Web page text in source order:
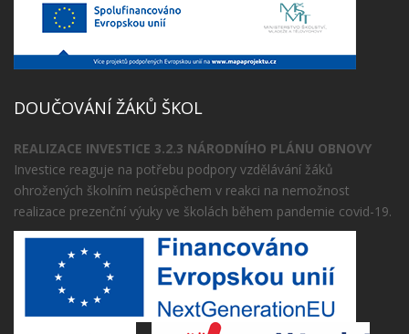
DOUČOVÁNÍ ŽÁKŮ ŠKOL
REALIZACE INVESTICE 3.2.3 NÁRODNÍHO PLÁNU OBNOVY
Investice reaguje na potřebu podpory vzdělávání žáků
ohrožených školním neúspěchem v reakci na nemožnost
realizace prezenční výuky ve školách během pandemie covid-19.